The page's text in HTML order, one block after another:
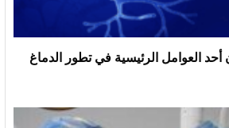
العوامل الرئيسية في تطور الدماغ